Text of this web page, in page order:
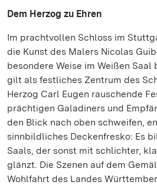
Dem Herzog zu Ehren
Im prachtvollen Schloss im
die Kunst des Malers Nicolas
besondere Weise im Weißen Saal
gilt als festliches Zentrum des
Herzog Carl Eugen rauschende
prächtigen Galadiners und
den Blick nach oben schweifen,
sinnbildliches Deckenfresko: Es
Saals, der sonst mit schlichter,
glänzt. Die Szenen auf dem
Wohlfahrt des Landes